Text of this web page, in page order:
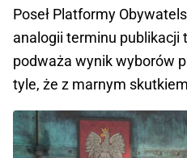
Poseł Platformy
analogii terminu publikacji
podważa wynik wyborów
tyle, że z marnym